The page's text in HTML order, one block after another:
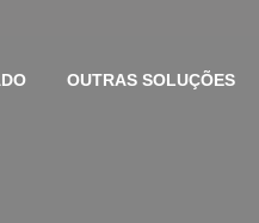
OUTRAS SOLUÇÕES